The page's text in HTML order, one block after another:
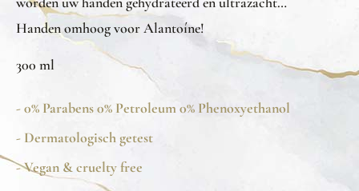
Handen omhoog voor Alantoíne!
300 ml
- 0% Parabens 0% Petroleum 0% Phenoxyethanol
- Dermatologisch getest
- Vegan & cruelty free